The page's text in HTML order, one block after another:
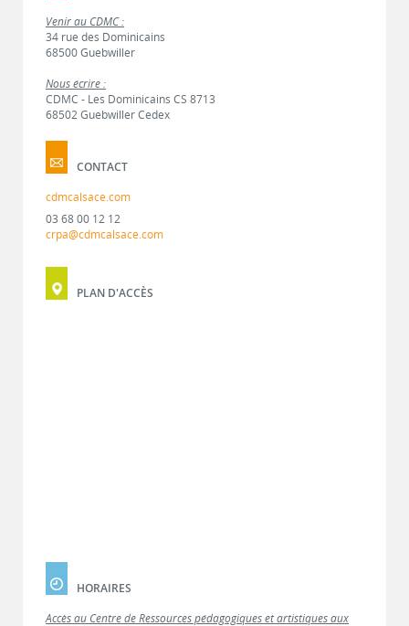
Venir au CDMC :
34 rue des Dominicains
68500 Guebwiller
Nous écrire :
CDMC - Les Dominicains CS 8713
68502 Guebwiller Cedex
CONTACT
cdmcalsace.com
03 68 00 12 12
crpa@cdmcalsace.com
PLAN D'ACCÈS
HORAIRES
Accès au Centre de Ressources pédagogiques et artistiques aux